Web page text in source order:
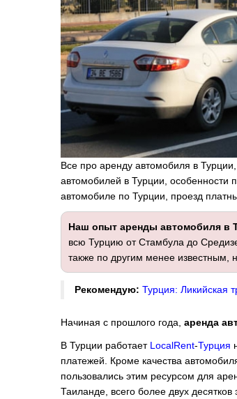
Все про аренду автомобиля в
автомобилей в Турции, особенности
автомобиле по Турции, проезд
Наш опыт аренды автомобиля в
всю Турцию от Стамбула до
также по другим менее известным,
Рекомендую: Турция: Ликийская
Начиная с прошлого года, аренда
В Турции работает LocalRent-Турция
платежей. Кроме качества
пользовались этим ресурсом для
Таиланде, всего более двух